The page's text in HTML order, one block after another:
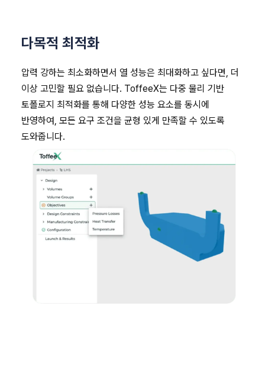
다목적 최적화
압력 강하는 최소화하면서 열 성능은 최대화하고 싶다면, 더
이상 고민할 필요 없습니다. ToffeeX는 다중 물리 기반
토폴로지 최적화를 통해 다양한 성능 요소를 동시에
반영하여, 모든 요구 조건을 균형 있게 만족할 수 있도록
도와줍니다.